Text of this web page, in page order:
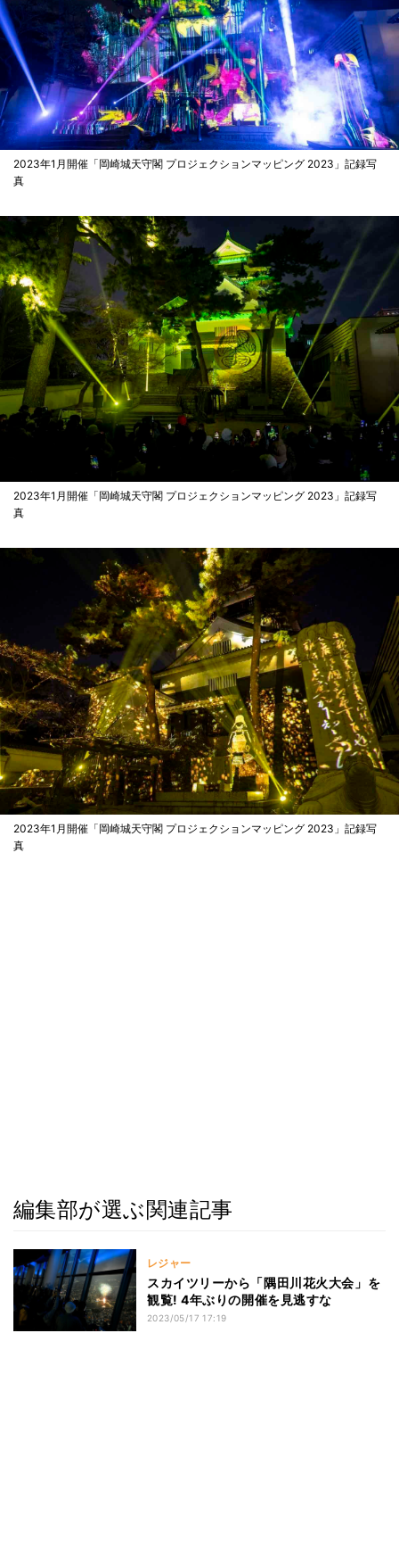
2023年1月開催「岡崎城天守閣 プロジェクションマッピング 2023」記録写
真
2023年1月開催「岡崎城天守閣 プロジェクションマッピング 2023」記録写
真
2023年1月開催「岡崎城天守閣 プロジェクションマッピング 2023」記録写
真
編集部が選ぶ関連記事
レジャー
スカイツリーから「隅田川花火大会」を
観覧! 4年ぶりの開催を見逃すな
2023/05/17 17:19